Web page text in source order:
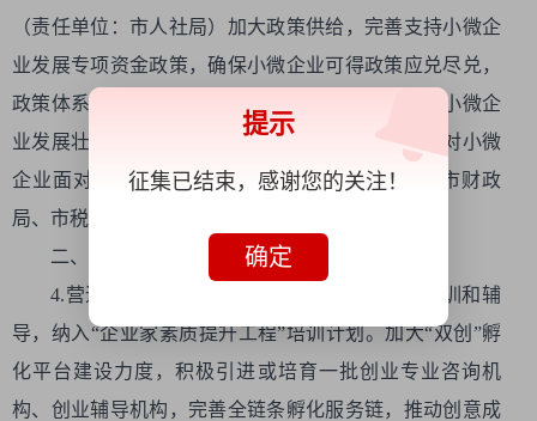
（责任单位：市人社局）加大政策供给，完善支持小微企
业发展专项资金政策，确保小微企业可得政策应兑尽兑，
政策体系更加完善、扶持力度不降。汇总编发支持小微企
业发展壮大的税费优惠政策清单及相关指引，做好对小微
企业面对面宣传解读。（责任单位：市经信局、市财政
局、市税务局）
二、重点任务
4.营造创业创新氛围。加大对小微企业创业培训和辅
导，纳入“企业家素质提升工程”培训计划。加大“双创”孵
化平台建设力度，积极引进或培育一批创业专业咨询机
构、创业辅导机构，完善全链条孵化服务链，推动创意成
提示
征集已结束，感谢您的关注！
确定